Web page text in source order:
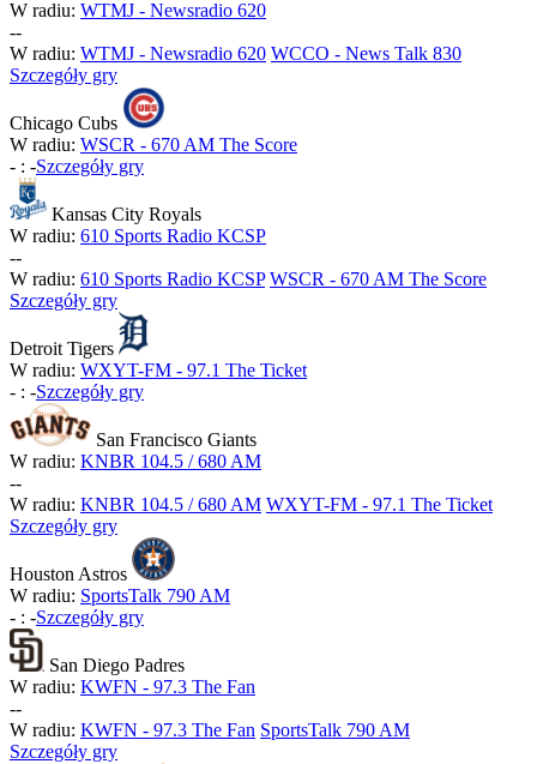
W radiu: WTMJ - Newsradio 620
--
W radiu: WTMJ - Newsradio 620 WCCO - News Talk 830
Szczegóły gry
Chicago Cubs
W radiu: WSCR - 670 AM The Score
- : -Szczegóły gry
Kansas City Royals
W radiu: 610 Sports Radio KCSP
--
W radiu: 610 Sports Radio KCSP WSCR - 670 AM The Score
Szczegóły gry
Detroit Tigers
W radiu: WXYT-FM - 97.1 The Ticket
- : -Szczegóły gry
San Francisco Giants
W radiu: KNBR 104.5 / 680 AM
--
W radiu: KNBR 104.5 / 680 AM WXYT-FM - 97.1 The Ticket
Szczegóły gry
Houston Astros
W radiu: SportsTalk 790 AM
- : -Szczegóły gry
San Diego Padres
W radiu: KWFN - 97.3 The Fan
--
W radiu: KWFN - 97.3 The Fan SportsTalk 790 AM
Szczegóły gry